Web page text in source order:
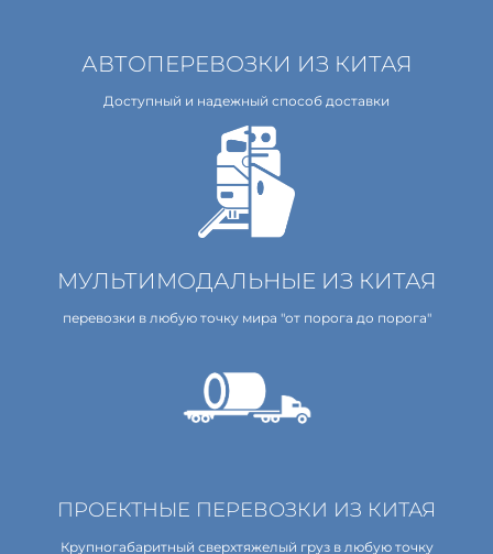
АВТОПЕРЕВОЗКИ ИЗ КИТАЯ
Доступный и надежный способ доставки
МУЛЬТИМОДАЛЬНЫЕ ИЗ КИТАЯ
перевозки в любую точку мира "от порога до порога"
ПРОЕКТНЫЕ ПЕРЕВОЗКИ ИЗ КИТАЯ
Крупногабаритный сверхтяжелый груз в любую точку